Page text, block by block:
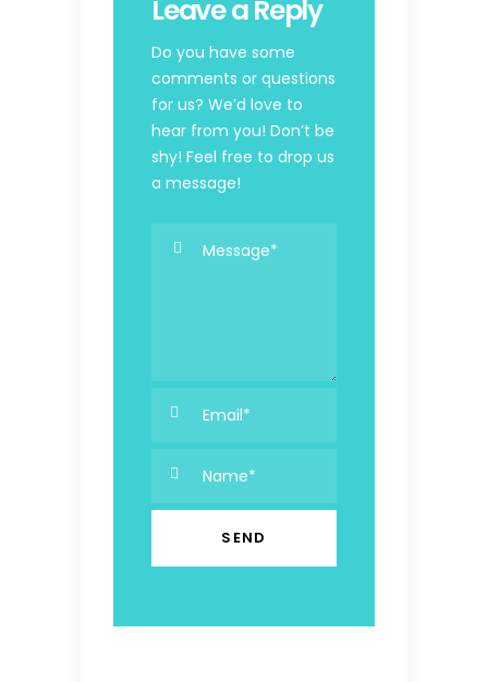
Leave a Reply
Do you have some
comments or questions
for us? We’d love to
hear from you! Don’t be
shy! Feel free to drop us
a message!